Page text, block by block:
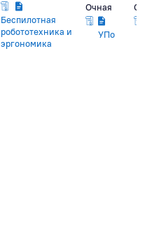
Беспилотная
робототехника и
эргономика
Очная
УПо